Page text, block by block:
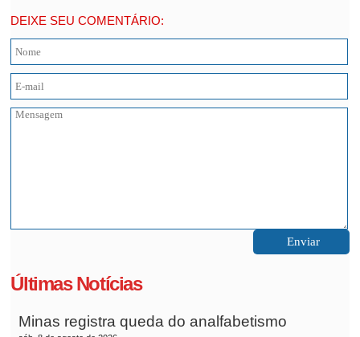
DEIXE SEU COMENTÁRIO:
Últimas Notícias
Minas registra queda do analfabetismo